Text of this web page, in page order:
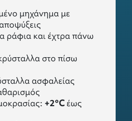
μηχάνημα με
ράφια και έχτρα πάνω
στο πίσω
ασφαλείας
+2°C έως